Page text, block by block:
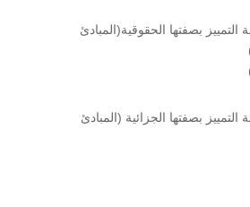
بصفتها الحقوقية(المبادئ
بصفتها الجزائية (المبادئ